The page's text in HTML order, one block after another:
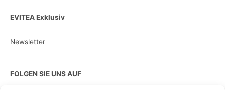
EVITEA Exklusiv
Newsletter
FOLGEN SIE UNS AUF